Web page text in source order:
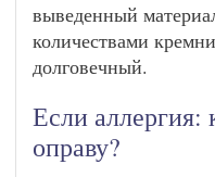
выведенный
количествами
долговечный.
Если аллергия:
оправу?